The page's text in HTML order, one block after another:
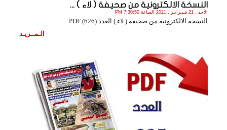
النسخة الالكترونية من صحيفة ( لاء ) ...
الأحد , 21 فـبـرايـر , 2021 الساعة 7:30:50 PM
النسخة الالكترونية من صحيفة ( لاء ) العدد (626) PDF. .
الـمــزيـد